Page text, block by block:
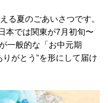
る夏のごあいさつです。
本では関東が7月初旬〜
一般的な「お中元期
がとう”を形にして届け